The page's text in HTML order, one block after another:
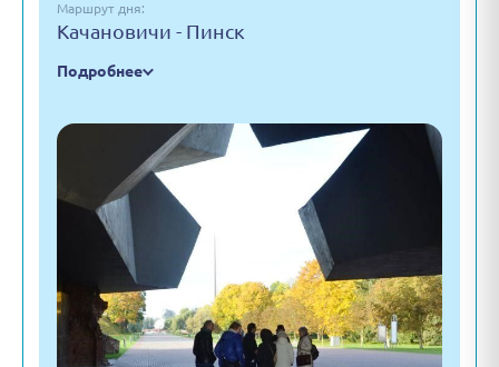
Маршрут дня:
Качановичи - Пинск
Подробнее